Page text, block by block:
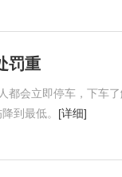
罚重
都会立即停车，下车
到最低。 [详细]